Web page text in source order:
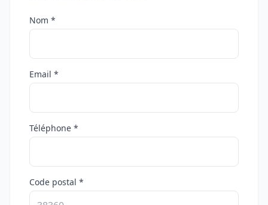
Nom *
Email *
Téléphone *
Code postal *